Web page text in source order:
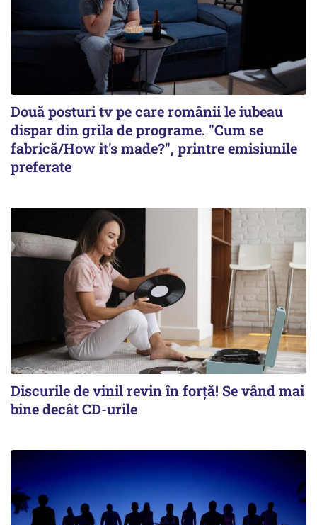
Două posturi tv pe care românii le iubeau
dispar din grila de programe. "Cum se
fabrică/How it's made?", printre emisiunile
preferate
Discurile de vinil revin în forţă! Se vând mai
bine decât CD-urile